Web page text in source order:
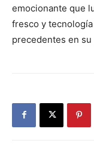
emocionante que
fresco y
precedentes en su